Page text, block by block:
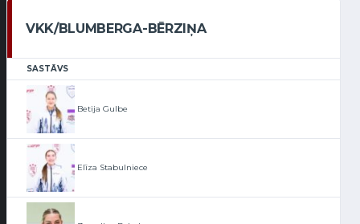
VKK/BLUMBERGA-BĒRZIŅA
SASTĀVS
Betija Gulbe
Elīza Stabulniece